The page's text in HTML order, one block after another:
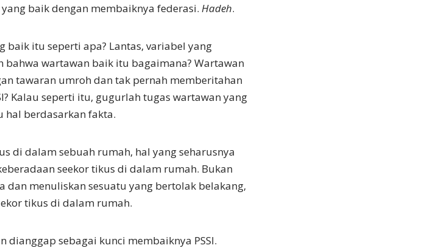
baik dengan membaiknya federasi. Hadeh.
baik itu seperti apa? Lantas, variabel yang
bahwa wartawan baik itu bagaimana? Wartawan
tawaran umroh dan tak pernah memberitahan
Kalau seperti itu, gugurlah tugas wartawan yang
hal berdasarkan fakta.
di dalam sebuah rumah, hal yang seharusnya
seekor tikus di dalam rumah. Bukan
dan menuliskan sesuatu yang bertolak belakang,
tikus di dalam rumah.
dianggap sebagai kunci membaiknya PSSI.